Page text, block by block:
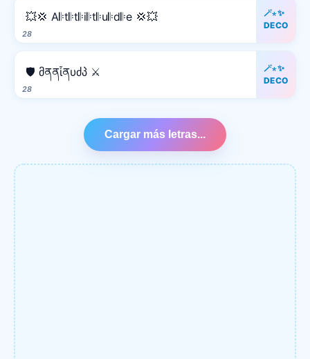
28
💥💢 A𝄆t𝄆t𝄆i𝄆t𝄆u𝄆d𝄆e 💢💥
🪄⋆✨
DECO
28
🛡️ მནནἶནυძპ ⚔️
🪄⋆✨
DECO
Cargar más letras...